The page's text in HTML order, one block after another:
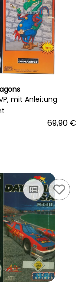
mit Anleitung
69,90 €